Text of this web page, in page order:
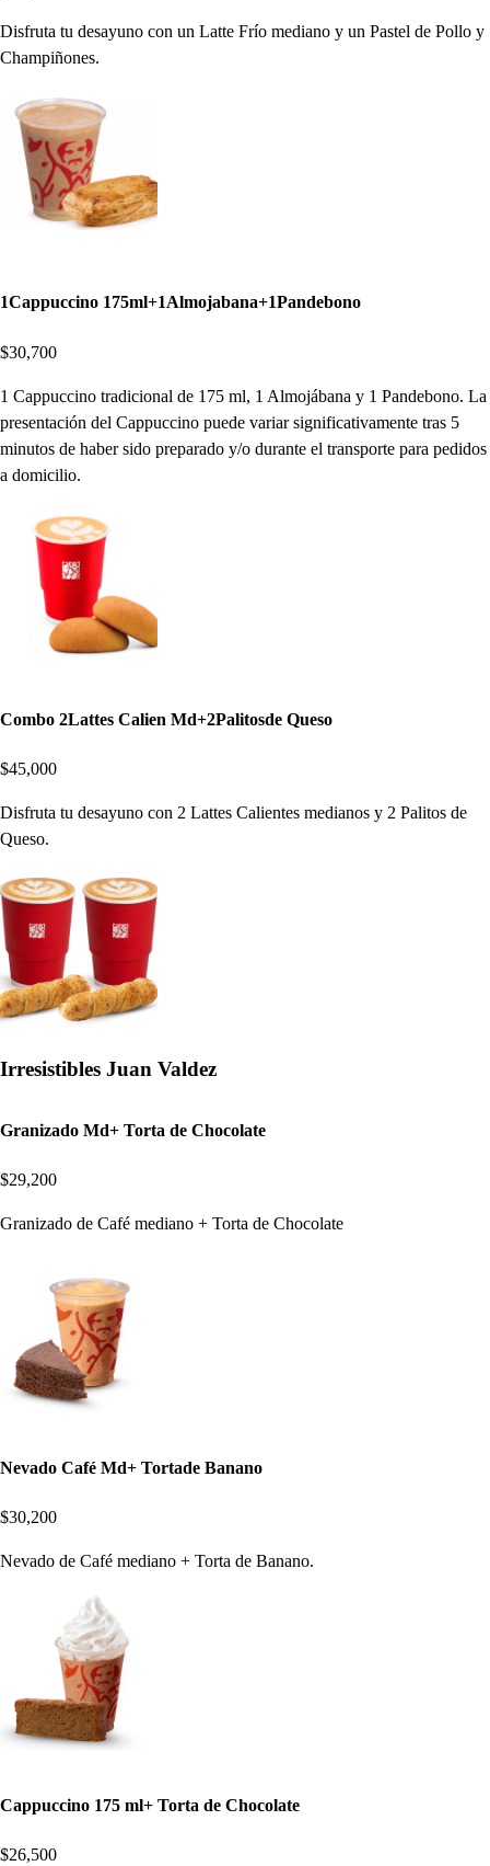
Disfruta tu desayuno con un Latte Frío mediano y un Pastel de Pollo y
Champiñones.
1Cappuccino 175ml+1Almojabana+1Pandebono
$30,700
1 Cappuccino tradicional de 175 ml, 1 Almojábana y 1 Pandebono. La
presentación del Cappuccino puede variar significativamente tras 5
minutos de haber sido preparado y/o durante el transporte para pedidos
a domicilio.
Combo 2Lattes Calien Md+2Palitosde Queso
$45,000
Disfruta tu desayuno con 2 Lattes Calientes medianos y 2 Palitos de
Queso.
Irresistibles Juan Valdez
Granizado Md+ Torta de Chocolate
$29,200
Granizado de Café mediano + Torta de Chocolate
Nevado Café Md+ Tortade Banano
$30,200
Nevado de Café mediano + Torta de Banano.
Cappuccino 175 ml+ Torta de Chocolate
$26,500